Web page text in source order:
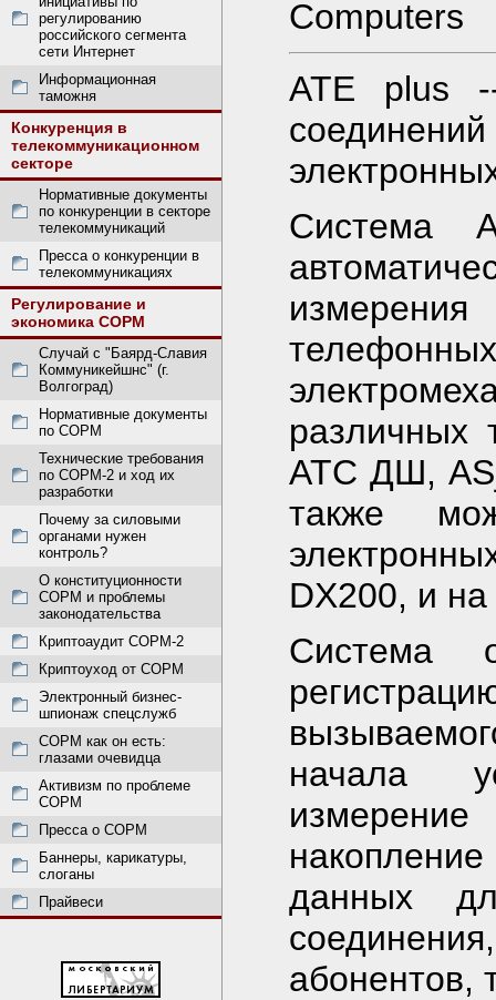
регулированию
российского сегмента
сети Интернет
Информационная
таможня
Конкуренция в
телекоммуникационном
секторе
Нормативные документы
по конкуренции в секторе
телекоммуникаций
Пресса о конкуренции в
телекоммуникациях
Регулирование и
экономика СОРМ
Случай с "Баярд-Славия
Коммуникейшнс" (г.
Волгоград)
Нормативные документы
по СОРМ
Технические требования
по СОРМ-2 и ход их
разработки
Почему за силовыми
органами нужен
контроль?
О конституционности
СОРМ и проблемы
законодательства
Криптоаудит СОРМ-2
Криптоуход от СОРМ
Электронный бизнес-
шпионаж спецслужб
СОРМ как он есть:
глазами очевидца
Активизм по проблеме
СОРМ
Пресса о СОРМ
Баннеры, карикатуры,
слоганы
Прайвеси
Computers
ATE plus
Система
измерения
АТС ДШ,
также
DX200, и
Система
начала
данных
абонентов,